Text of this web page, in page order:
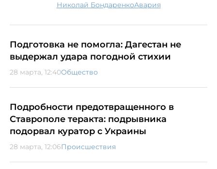
Николай Бондаренко авария
Подготовка не помогла: Дагестан не
выдержал удара погодной стихии
28 марта, 12:40Общество
Подробности предотвращенного в
Ставрополе теракта: подрывника
подорвал куратор с Украины
28 марта, 12:06Происшествия